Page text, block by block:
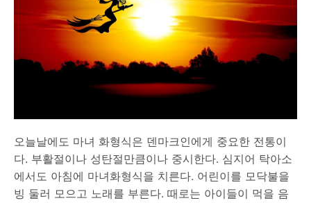
오늘날에도 마녀 화형식은 덴마크인에게 중요한 전통이
다. 부활절이나 성탄절만큼이나 중시한다. 심지어 탁아소
에서도 아침에 마녀화형식을 치른다. 어린이를 모닥불을
빙 둘러 모으고 노래를 부른다. 때로는 아이들이 먹을 음